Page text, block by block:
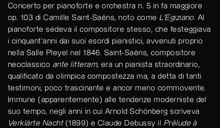
Concerto per pianoforte e orchestra n. 5 in fa maggiore
op. 103 di Camille Saint-Saëns, noto come L'Egiziano. Al
pianoforte sedeva il compositore stesso, che festeggiava
i cinquant’anni dai suoi esordi pianistici, avvenuti proprio
nella Salle Pleyel nel 1846. Saint-Saëns, compositore
neoclassico ante litteram, era un pianista straordinario,
qualificato da olimpica compostezza ma, a detta di tanti
testimoni, poco trascinante e ancor meno commovente.
Immune (apparentemente) alle tendenze moderniste del
suo tempo, negli anni in cui Arnold Schönberg scriveva
Verklärte Nacht(1899) e Claude Debussy il Prélude à